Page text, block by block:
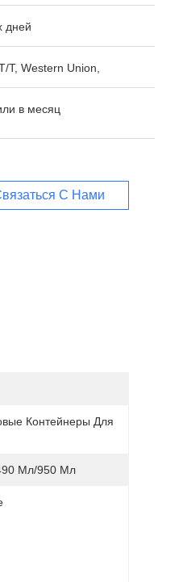
дней
T, Western Union,
в месяц
С Нами
Контейнеры Для
Мл/950 Мл